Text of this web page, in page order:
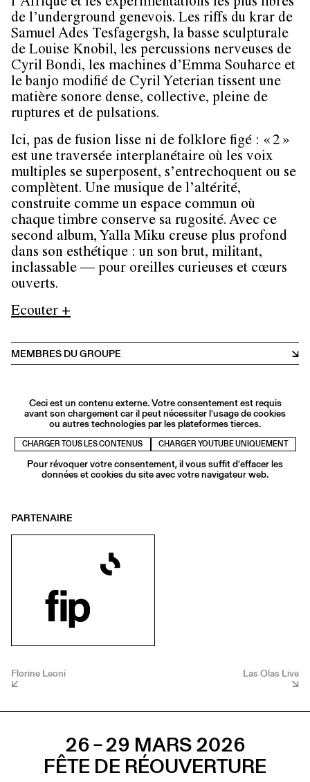
l’Afrique et les expérimentations les plus libres
de l’underground genevois. Les riffs du krar de
Samuel Ades Tesfagergsh, la basse sculpturale
de Louise Knobil, les percussions nerveuses de
Cyril Bondi, les machines d’Emma Souharce et
le banjo modifié de Cyril Yeterian tissent une
matière sonore dense, collective, pleine de
ruptures et de pulsations.
Ici, pas de fusion lisse ni de folklore figé : « 2 »
est une traversée interplanétaire où les voix
multiples se superposent, s’entrechoquent ou se
complètent. Une musique de l’altérité,
construite comme un espace commun où
chaque timbre conserve sa rugosité. Avec ce
second album, Yalla Miku creuse plus profond
dans son esthétique : un son brut, militant,
inclassable — pour oreilles curieuses et cœurs
ouverts.
Ecouter +
MEMBRES DU GROUPE
Ceci est un contenu externe. Votre consentement est requis
avant son chargement car il peut nécessiter l'usage de cookies
ou autres technologies par les plateformes tierces.
CHARGER TOUS LES CONTENUS CHARGER YOUTUBE UNIQUEMENT
Pour révoquer votre consentement, il vous suffit d'effacer les
données et cookies du site avec votre navigateur web.
PARTENAIRE
Florine Leoni Las Olas Live
26 – 29 MARS 2026
FÊTE DE RÉOUVERTURE